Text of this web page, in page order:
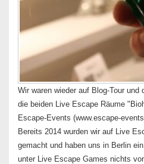
Wir waren wieder auf Blog-Tour
die beiden Live Escape Räume
Escape-Events (www.escape-
Bereits 2014 wurden wir auf Live
gemacht und haben uns in Berlin
unter Live Escape Games nichts